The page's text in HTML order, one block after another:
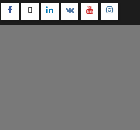
Facebook
TwitterLinkedin
VK Youtube